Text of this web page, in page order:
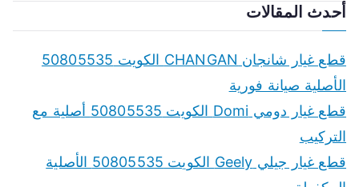
أحدث المقالات
قطع غيار شانجان CHANGAN الكويت 50805535
الأصلية صيانة فورية
قطع غيار دومي Domi الكويت 50805535 أصلية مع
التركيب
قطع غيار جيلي Geely الكويت 50805535 الأصلية